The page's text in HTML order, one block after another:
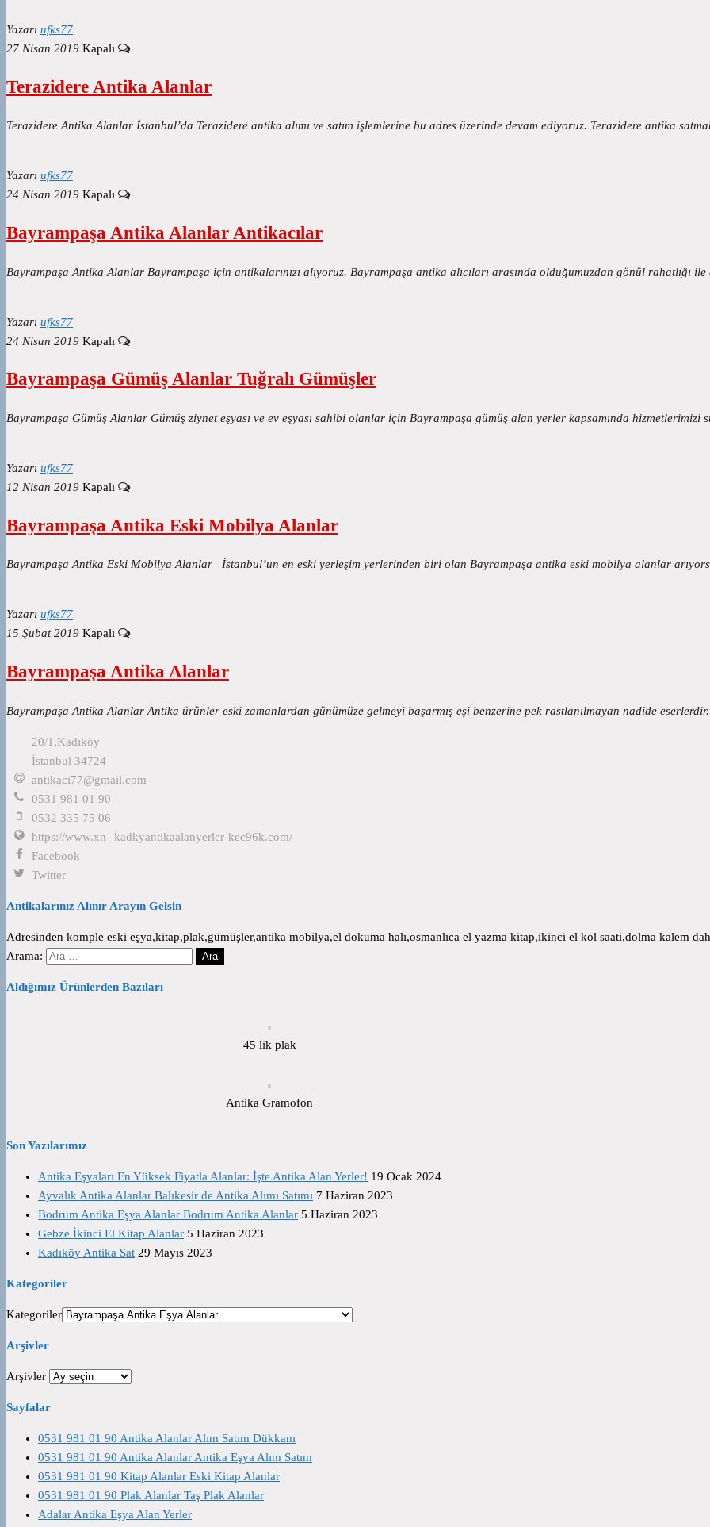
Yazarı ufks77
27 Nisan 2019 Kapalı
Terazidere Antika Alanlar
Terazidere Antika Alanlar İstanbul’da Terazidere antika alımı ve satım işlemlerine bu adres üzerinde devam ediyoruz. Terazidere antika
Yazarı ufks77
24 Nisan 2019 Kapalı
Bayrampaşa Antika Alanlar Antikacılar
Bayrampaşa Antika Alanlar Bayrampaşa için antikalarınızı alıyoruz. Bayrampaşa antika alıcıları arasında olduğumuzdan gönül rahatlığı
Yazarı ufks77
24 Nisan 2019 Kapalı
Bayrampaşa Gümüş Alanlar Tuğralı Gümüşler
Bayrampaşa Gümüş Alanlar Gümüş ziynet eşyası ve ev eşyası sahibi olanlar için Bayrampaşa gümüş alan yerler kapsamında hizmetlerimizi
Yazarı ufks77
12 Nisan 2019 Kapalı
Bayrampaşa Antika Eski Mobilya Alanlar
Bayrampaşa Antika Eski Mobilya Alanlar İstanbul’un en eski yerleşim yerlerinden biri olan Bayrampaşa antika eski mobilya alanlar
Yazarı ufks77
15 Şubat 2019 Kapalı
Bayrampaşa Antika Alanlar
Bayrampaşa Antika Alanlar Antika ürünler eski zamanlardan günümüze gelmeyi başarmış eşi benzerine pek rastlanılmayan nadide
20/1,Kadıköy
İstanbul 34724
antikaci77@gmail.com
0531 981 01 90
0532 335 75 06
https://www.xn--kadkyantikaalanyerler-kec96k.com/
Facebook
Twitter
Antikalarınız Alınır Arayın Gelsin
Adresinden komple eski eşya,kitap,plak,gümüşler,antika mobilya,el dokuma halı,osmanlıca el yazma kitap,ikinci el kol saati,dolma kalem
Arama:
Aldığımız Ürünlerden Bazıları
45 lik plak
Antika Gramofon
Son Yazılarımız
Antika Eşyaları En Yüksek Fiyatla Alanlar: İşte Antika Alan Yerler! 19 Ocak 2024
Ayvalık Antika Alanlar Balıkesir de Antika Alımı Satımı 7 Haziran 2023
Bodrum Antika Eşya Alanlar Bodrum Antika Alanlar 5 Haziran 2023
Gebze İkinci El Kitap Alanlar 5 Haziran 2023
Kadıköy Antika Sat 29 Mayıs 2023
Kategoriler
Kategoriler
Arşivler
Arşivler
Sayfalar
0531 981 01 90 Antika Alanlar Alım Satım Dükkanı
0531 981 01 90 Antika Alanlar Antika Eşya Alım Satım
0531 981 01 90 Kitap Alanlar Eski Kitap Alanlar
0531 981 01 90 Plak Alanlar Taş Plak Alanlar
Adalar Antika Eşya Alan Yerler